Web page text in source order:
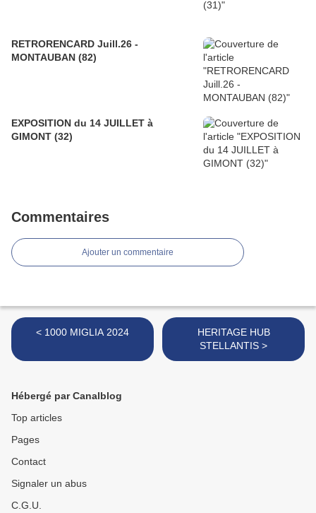
RETRORENCARD Juill.26 -
MONTAUBAN (82)
EXPOSITION du 14 JUILLET à
GIMONT (32)
Commentaires
Ajouter un commentaire
< 1000 MIGLIA 2024
HERITAGE HUB
STELLANTIS >
Hébergé par Canalblog
Top articles
Pages
Contact
Signaler un abus
C.G.U.